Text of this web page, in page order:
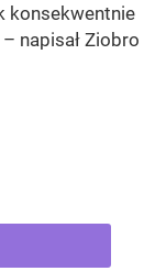
konsekwentnie
napisał Ziobro